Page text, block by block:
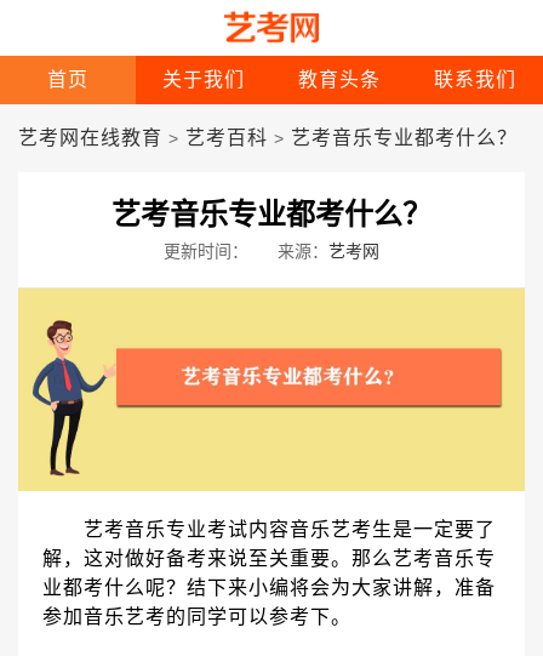
首页 关于我们 教育头条 联系我们
艺考网在线教育 > 艺考百科 > 艺考音乐专业都考什么？
艺考音乐专业都考什么？
更新时间： 来源： 艺考网
艺考音乐专业考试内容音乐艺考生是一定要了
解，这对做好备考来说至关重要。那么艺考音乐专
业都考什么呢？结下来小编将会为大家讲解，准备
参加音乐艺考的同学可以参考下。